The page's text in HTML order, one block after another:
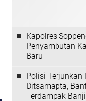
Kapolres
Penyambutan
Baru
Polisi Terjunkan
Ditsamapta,
Terdampak